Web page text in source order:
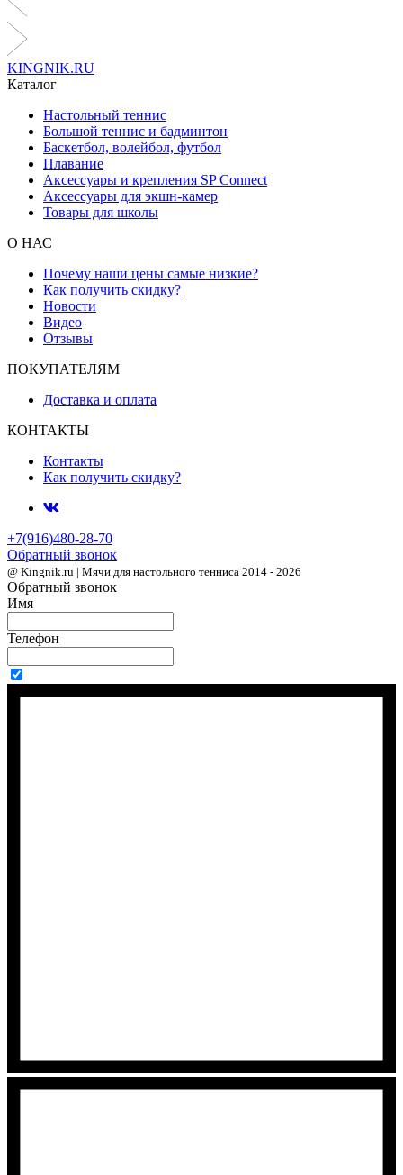
KINGNIK.RU
Каталог
Настольный теннис
Большой теннис и бадминтон
Баскетбол, волейбол, футбол
Плавание
Аксессуары и крепления SP Connect
Аксессуары для экшн-камер
Товары для школы
О НАС
Почему наши цены самые низкие?
Как получить скидку?
Новости
Видео
Отзывы
ПОКУПАТЕЛЯМ
Доставка и оплата
КОНТАКТЫ
Контакты
Как получить скидку?
+7(916)480-28-70
Обратный звонок
@ Kingnik.ru | Мячи для настольного тенниса 2014 - 2026
Обратный звонок
Имя
Телефон